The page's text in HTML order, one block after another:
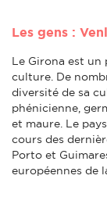
Les gens :
Le Girona est
culture. De
diversité de sa
phénicienne,
et maure. Le
cours des
Porto et
européennes de